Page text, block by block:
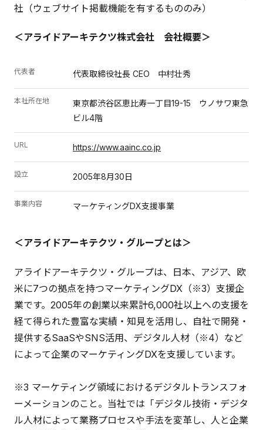
社（ウェブサイト掲載機能を有するもののみ）
＜アライドアーキテクツ株式会社 会社概要＞
代表者 代表取締役社長 CEO 中村壮秀
本社所在地
東京都渋谷区恵比寿一丁目19-15 ウノサワ東急
ビル4階
URL https://www.aainc.co.jp
設立 2005年8月30日
事業内容 マーケティングDX支援事業
＜アライドアーキテクツ・グループとは＞
アライドアーキテクツ・グループは、日本、アジア、欧
米に7つの拠点を持つマーケティングDX（※3）支援企
業です。2005年の創業以来累計6,000社以上への支援を
経て得られた豊富な実績・知見を活用し、自社で開発・
提供するSaaSやSNS活用、デジタル人材（※4）など
によって企業のマーケティングDXを支援しています。
※3 マーケティング領域におけるデジタルトランスフォ
ーメーションのこと。当社では「デジタル技術・デジタ
ル人材によって業務プロセスや手法を変革し、人と企業